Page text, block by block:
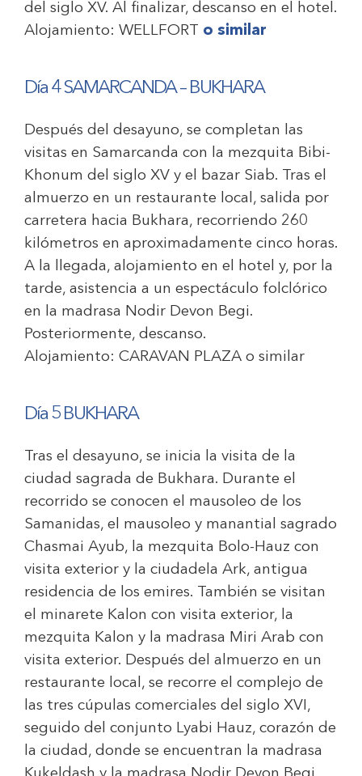
del siglo XV. Al finalizar, descanso en el hotel.
Alojamiento: WELLFORT o similar
Día 4 SAMARCANDA – BUKHARA
Después del desayuno, se completan las
visitas en Samarcanda con la mezquita Bibi-
Khonum del siglo XV y el bazar Siab. Tras el
almuerzo en un restaurante local, salida por
carretera hacia Bukhara, recorriendo 260
kilómetros en aproximadamente cinco horas.
A la llegada, alojamiento en el hotel y, por la
tarde, asistencia a un espectáculo folclórico
en la madrasa Nodir Devon Begi.
Posteriormente, descanso.
Alojamiento: CARAVAN PLAZA o similar
Día 5 BUKHARA
Tras el desayuno, se inicia la visita de la
ciudad sagrada de Bukhara. Durante el
recorrido se conocen el mausoleo de los
Samanidas, el mausoleo y manantial sagrado
Chasmai Ayub, la mezquita Bolo-Hauz con
visita exterior y la ciudadela Ark, antigua
residencia de los emires. También se visitan
el minarete Kalon con visita exterior, la
mezquita Kalon y la madrasa Miri Arab con
visita exterior. Después del almuerzo en un
restaurante local, se recorre el complejo de
las tres cúpulas comerciales del siglo XVI,
seguido del conjunto Lyabi Hauz, corazón de
la ciudad, donde se encuentran la madrasa